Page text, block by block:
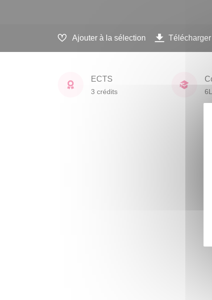
Ajouter à la sélection Télécharger
ECTS
3 crédits